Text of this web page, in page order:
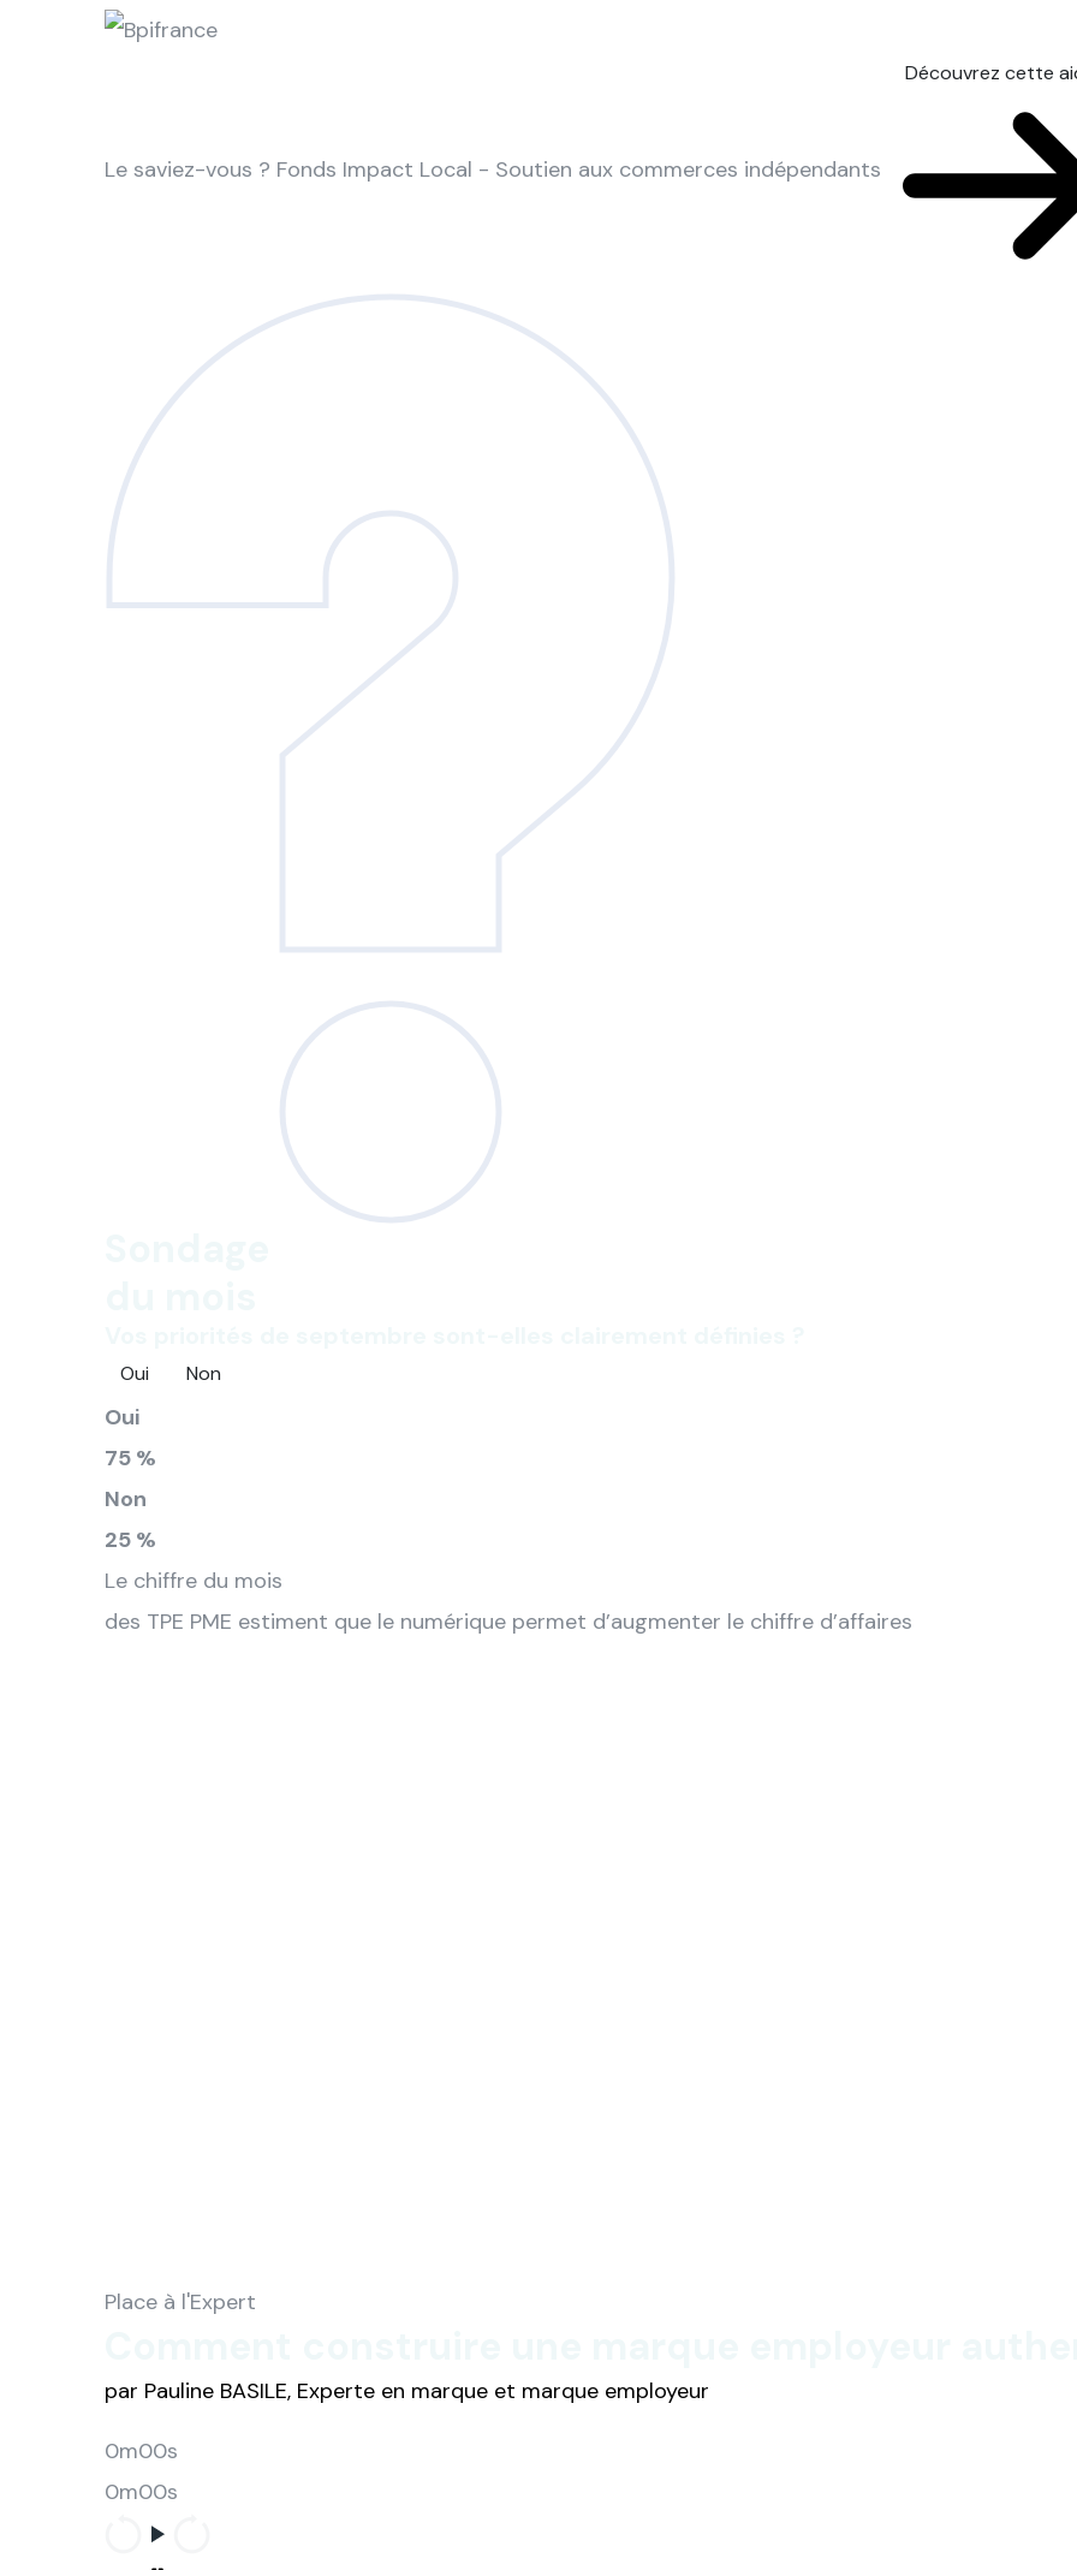
Le saviez-vous ? Fonds Impact Local - Soutien aux commerces indépendants
Découvrez cette
Oui Non
Oui
75 %
Non
25 %
Le chiffre du mois
des TPE PME estiment que le numérique permet d’augmenter le chiffre d’affaires
Place à l'Expert
par Pauline BASILE, Experte en marque et marque employeur
0m00s
0m00s